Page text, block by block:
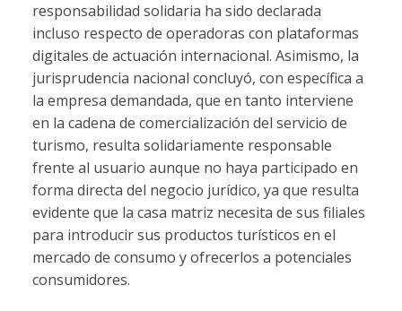
responsabilidad solidaria ha sido declarada
incluso respecto de operadoras con plataformas
digitales de actuación internacional. Asimismo, la
jurisprudencia nacional concluyó, con específica a
la empresa demandada, que en tanto interviene
en la cadena de comercialización del servicio de
turismo, resulta solidariamente responsable
frente al usuario aunque no haya participado en
forma directa del negocio jurídico, ya que resulta
evidente que la casa matriz necesita de sus filiales
para introducir sus productos turísticos en el
mercado de consumo y ofrecerlos a potenciales
consumidores.